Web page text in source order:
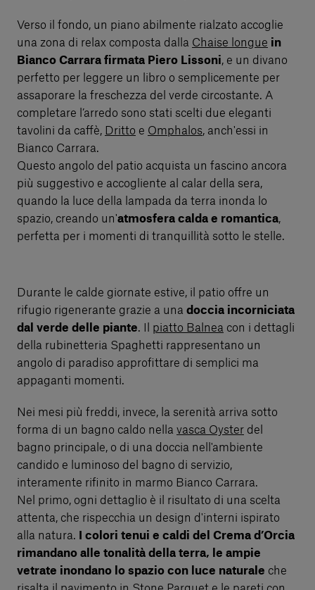
Verso il fondo, un piano abilmente rialzato accoglie
una zona di relax composta dalla Chaise longue in
Bianco Carrara firmata Piero Lissoni, e un divano
perfetto per leggere un libro o semplicemente per
assaporare la freschezza del verde circostante. A
completare l’arredo sono stati scelti due eleganti
tavolini da caffè,
Dritto e Omphalos, anch'essi in
Bianco Carrara.
Questo angolo del patio acquista un fascino ancora
più suggestivo e accogliente al calar della sera,
quando la luce della lampada da terra inonda lo
spazio, creando un'atmosfera calda e romantica,
perfetta per i momenti di tranquillità sotto le stelle.
Durante le calde giornate estive, il patio offre un
rifugio rigenerante grazie a una doccia incorniciata
dal verde delle piante. Il piatto Balnea con i dettagli
della rubinetteria Spaghetti rappresentano un
angolo di paradiso approfittare di semplici ma
appaganti momenti.
Nei mesi più freddi, invece, la serenità arriva sotto
forma di un bagno caldo nella vasca Oyster del
bagno principale, o di una doccia nell'ambiente
candido e luminoso del bagno di servizio,
interamente rifinito in marmo Bianco Carrara.
Nel primo, ogni dettaglio è il risultato di una scelta
attenta, che rispecchia un design d'interni ispirato
alla natura.
I colori tenui e caldi del Crema d’Orcia
rimandano alle tonalità della terra, le ampie
vetrate inondano lo spazio con luce naturale che